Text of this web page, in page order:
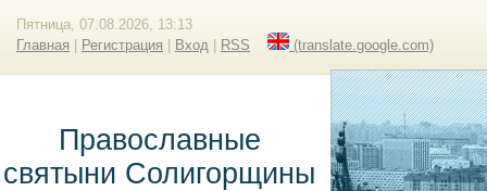
Пятница, 07.08.2026, 13:13
Главная
Регистрация Вход RSS (translate.google.com)
Православные
святыни Солигорщины